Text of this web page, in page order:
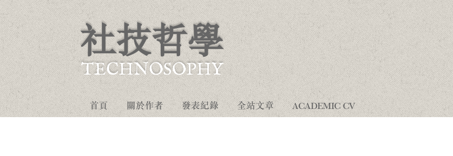
社技哲學
TECHNOSOPHY
首頁 關於作者 發表紀錄 全站文章 ACADEMIC CV